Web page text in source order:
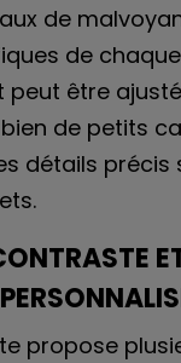
de
de
peut être
de petits
détails précis
propose